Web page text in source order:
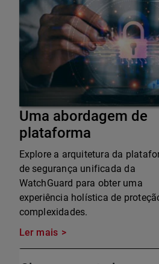
Uma abordagem de
plataforma
Explore a arquitetura da
de segurança unificada da
WatchGuard para obter uma
experiência holística de
complexidades.
Ler mais